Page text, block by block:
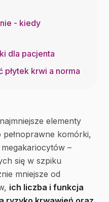
- kiedy
dla pacjenta
płytek krwi a norma
elementy
komórki,
–
się w szpiku
mniejsze od
ich liczba i funkcja